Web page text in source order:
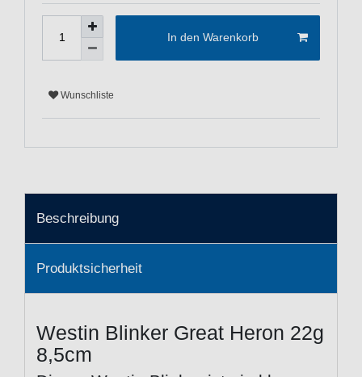
In den Warenkorb
Wunschliste
Beschreibung
Produktsicherheit
Westin Blinker Great Heron 22g
8,5cm